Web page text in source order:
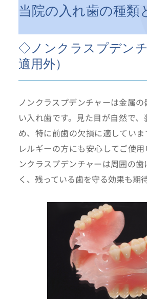
当院の入れ歯の種類
◇ノンクラスプデン
適用外）
ノンクラスプデンチャーは金属
い入れ歯です。見た目が自然で
め、特に前歯の欠損に適してい
レルギーの方にも安心してご使
ンクラスプデンチャーは周囲の歯
く、残っている歯を守る効果も期